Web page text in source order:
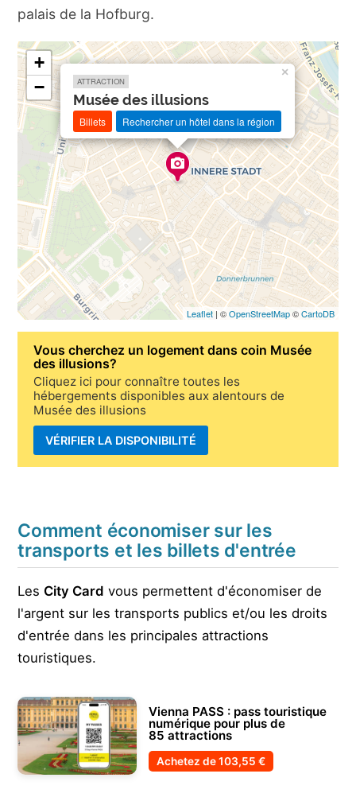
palais de la Hofburg.
ATTRACTION
Musée des illusions
Billets Rechercher un hôtel dans la région
×
+
−
Leaflet| ©OpenStreetMap©CartoDB
Vous cherchez un logement dans coin Musée
des illusions?
Cliquez ici pour connaître toutes les
hébergements disponibles aux alentours de
Musée des illusions
VÉRIFIER LA DISPONIBILITÉ
Comment économiser sur les
transports et les billets d'entrée
Les City Card vous permettent d'économiser de
l'argent sur les transports publics et/ou les droits
d'entrée dans les principales attractions
touristiques.
Vienna PASS : pass touristique
numérique pour plus de
85 attractions
Achetez de103,55 €